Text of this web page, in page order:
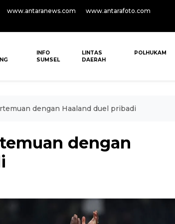
www.antaranews.com
www.antarafoto.com
INFO
SUMSEL
LINTAS
DAERAH
POLHUKAM
dengan Haaland duel pribadi
dengan